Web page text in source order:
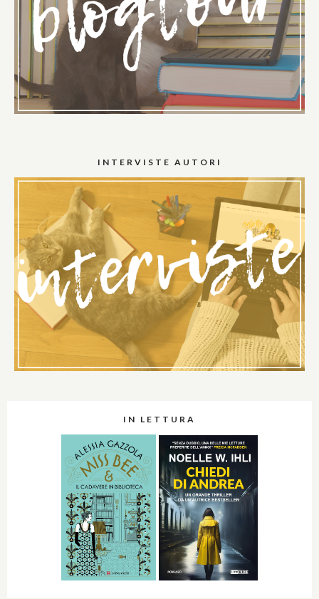
INTERVISTE AUTORI
IN LETTURA